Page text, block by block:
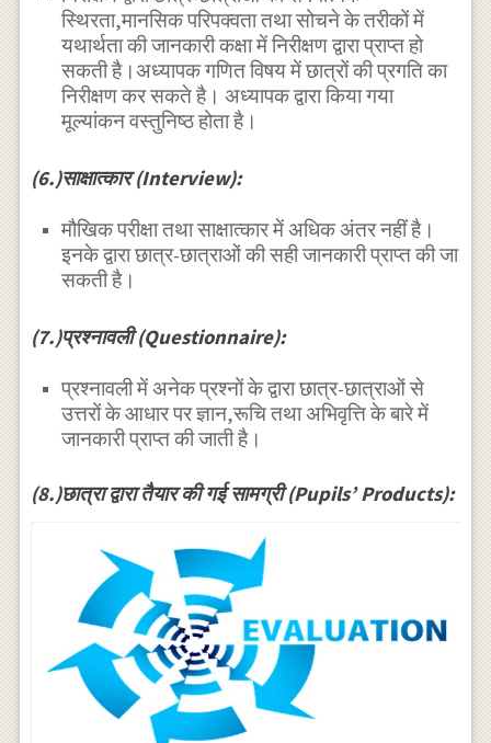
स्थिरता,मानसिक परिपक्वता तथा सोचने के तरीकों में
यथार्थता की जानकारी कक्षा में निरीक्षण द्वारा प्राप्त हो
सकती है।अध्यापक गणित विषय में छात्रों की प्रगति का
निरीक्षण कर सकते है। अध्यापक द्वारा किया गया
मूल्यांकन वस्तुनिष्ठ होता है।
(6.)साक्षात्कार (Interview):
मौखिक परीक्षा तथा साक्षात्कार में अधिक अंतर नहीं है।
इनके द्वारा छात्र-छात्राओं की सही जानकारी प्राप्त की जा
सकती है।
(7.)प्रश्नावली (Questionnaire):
प्रश्नावली में अनेक प्रश्नों के द्वारा छात्र-छात्राओं से
उत्तरों के आधार पर ज्ञान,रूचि तथा अभिवृत्ति के बारे में
जानकारी प्राप्त की जाती है।
(8.)छात्रा द्वारा तैयार की गई सामग्री (Pupils’ Products):